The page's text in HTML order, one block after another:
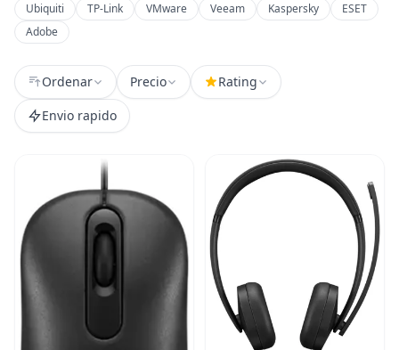
Ubiquiti
TP-Link VMware Veeam Kaspersky
ESET
Adobe
Ordenar Precio
Rating
Envio rapido